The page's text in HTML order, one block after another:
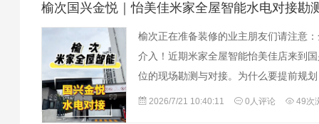
榆次国兴金悦｜怡美佳米家全屋智能水电对接勘
榆次正在准备装修的业主朋友们请注意
介入！近期米家全屋智能怡美佳店来到
位的现场勘测与对接。为什么要提前规
有效避免后期改线与返工，不仅施工高
2026/7/21 10:40:11 0人评论 49次